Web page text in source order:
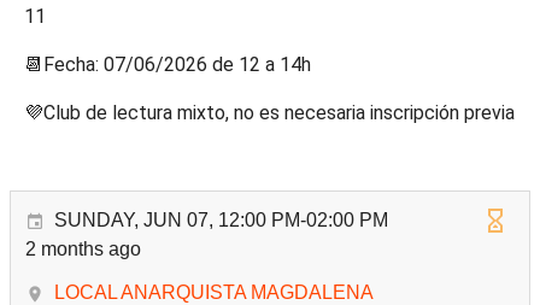
11
📆Fecha: 07/06/2026 de 12 a 14h
💜Club de lectura mixto, no es necesaria inscripción previa
SUNDAY, JUN 07, 12:00 PM-02:00 PM
2 months ago
LOCAL ANARQUISTA MAGDALENA